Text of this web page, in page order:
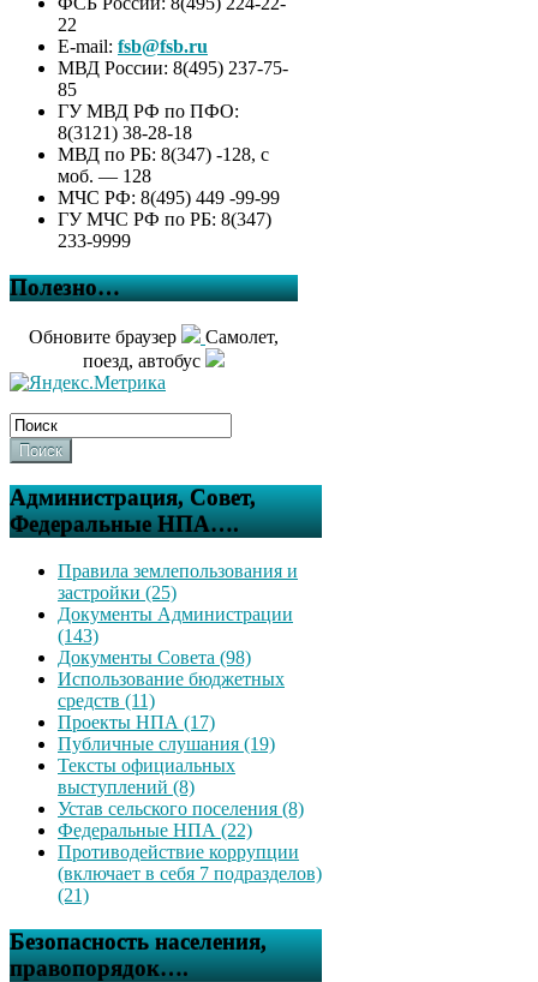
22
E-mail: fsb@fsb.ru
МВД России: 8(495) 237-75-
85
ГУ МВД РФ по ПФО:
8(3121) 38-28-18
МВД по РБ: 8(347) -128, с
моб. — 128
МЧС РФ: 8(495) 449 -99-99
ГУ МЧС РФ по РБ: 8(347)
233-9999
Полезно…
Обновите браузер
Самолет,
поезд, автобус
Поиск
Администрация, Совет,
Федеральные НПА….
Правила землепользования и
застройки (25)
Документы Администрации
(143)
Документы Совета (98)
Использование бюджетных
средств (11)
Проекты НПА (17)
Публичные слушания (19)
Тексты официальных
выступлений (8)
Устав сельского поселения (8)
Федеральные НПА (22)
Противодействие коррупции
(включает в себя 7 подразделов)
(21)
Безопасность населения,
правопорядок….